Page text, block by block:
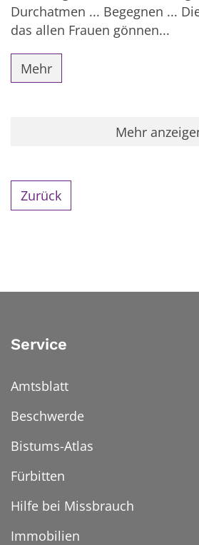
Durchatmen ... Begegnen ...
das allen Frauen gönnen...
Mehr
Mehr
Zurück
Service
Amtsblatt
Beschwerde
Bistums-Atlas
Fürbitten
Hilfe bei Missbrauch
Immobilien